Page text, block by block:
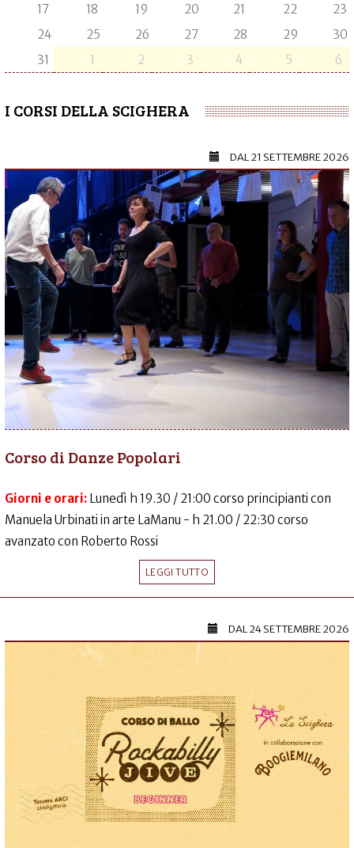
17
18 19 20 21 22
23
24
25 26 27 28 29
30
31
1 2 3 4 5 6
I CORSI DELLA SCIGHERA
DAL21 SETTEMBRE 2026
Corso di Danze Popolari
Giorni e orari: Lunedì h 19.30 / 21:00 corso principianti con
Manuela Urbinati in arte LaManu - h 21.00 / 22:30 corso
avanzato con Roberto Rossi
LEGGI TUTTO
DAL24 SETTEMBRE 2026